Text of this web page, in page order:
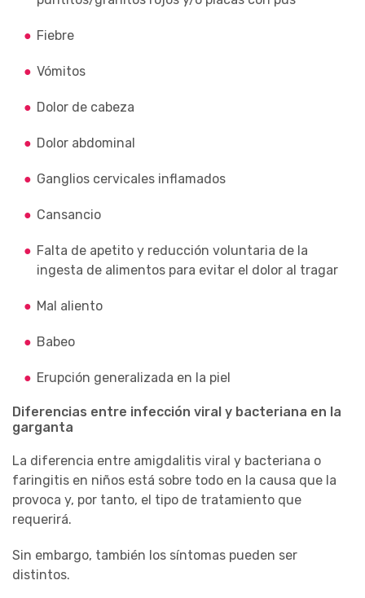
Fiebre
Vómitos
Dolor de cabeza
Dolor abdominal
Ganglios cervicales inflamados
Cansancio
Falta de apetito y reducción voluntaria de la
ingesta de alimentos para evitar el dolor al tragar
Mal aliento
Babeo
Erupción generalizada en la piel
Diferencias entre infección viral y bacteriana en la
garganta
La diferencia entre amigdalitis viral y bacteriana o
faringitis en niños está sobre todo en la causa que la
provoca y, por tanto, el tipo de tratamiento que
requerirá.
Sin embargo, también los síntomas pueden ser
distintos.